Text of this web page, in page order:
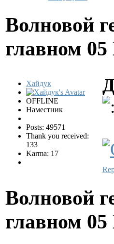
Волновой
главном
Хайдук
OFFLINE
Наместник
Posts: 49571
Thank you received:
133
Karma: 17
Волновой
главном